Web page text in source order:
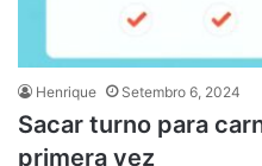
Henrique Setembro 6, 2024
Sacar turno para
primera vez